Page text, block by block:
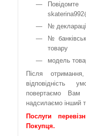
№
№
товару
модель
Після
відповідність
повертаємо Вам
надсилаємо інший
Послуги
Покупця.